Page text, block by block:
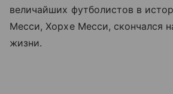
величайших футболистов в
Месси, Хорхе Месси, скончался
жизни.